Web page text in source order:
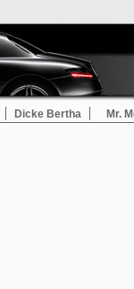
Dicke Bertha Mr.